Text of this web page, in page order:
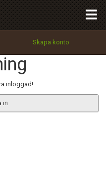
Skapa konto
inloggad!
in
Tillbaka till förstasidan